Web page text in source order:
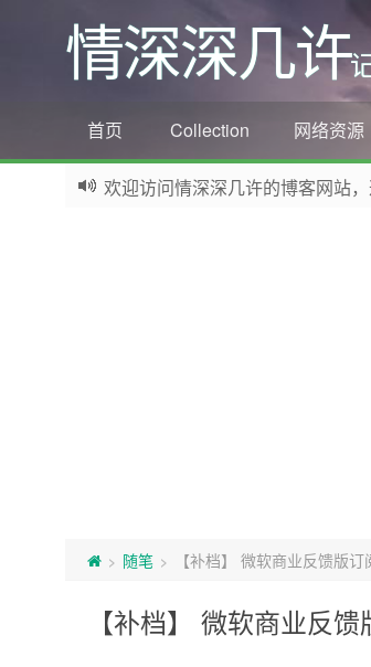
情深深几许
首页 Collection 网络资源
欢迎访问情深深几许的博客网站
> 随笔 > 【补档】 微软商业反馈版
【补档】 微软商业反